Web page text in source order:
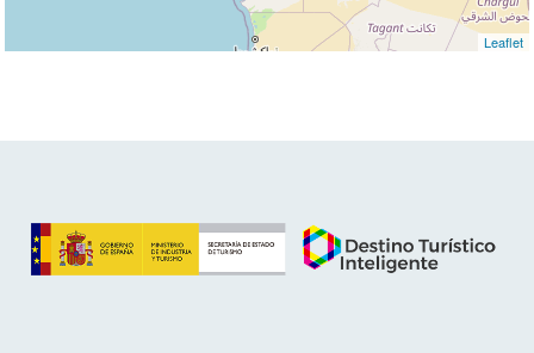
Leaflet